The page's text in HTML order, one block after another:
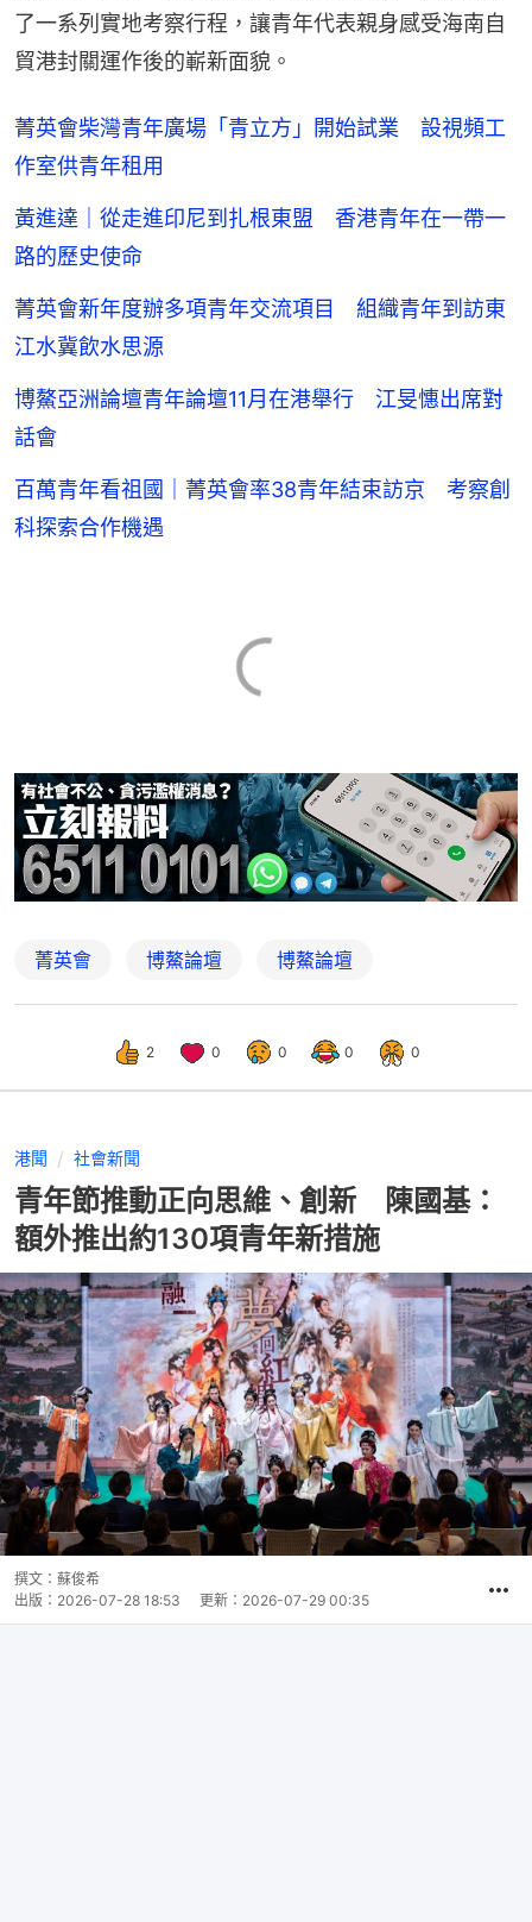
了一系列實地考察行程，讓青年代表親身感受海南自
貿港封關運作後的嶄新面貌。
菁英會柴灣青年廣場「青立方」開始試業 設視頻工
作室供青年租用
黃進達｜從走進印尼到扎根東盟 香港青年在一帶一
路的歷史使命
菁英會新年度辦多項青年交流項目 組織青年到訪東
江水冀飲水思源
博鰲亞洲論壇青年論壇11月在港舉行 江旻憓出席對
話會
百萬青年看祖國｜菁英會率38青年結束訪京 考察創
科探索合作機遇
菁英會 博鰲論壇 博鰲論壇
2 0 0 0 0
港聞 社會新聞
青年節推動正向思維、創新 陳國基：
額外推出約130項青年新措施
撰文： 蘇俊希
出版： 2026-07-28 18:53 更新： 2026-07-29 00:35